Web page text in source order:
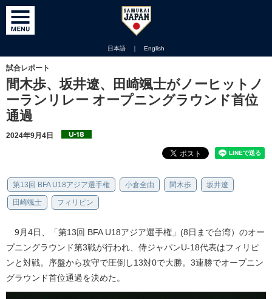
日本語 ｜ English
試合レポート
間木歩、坂井遼、田崎颯士がノーヒットノ
ーランリレー オープニングラウンド首位
通過
2024年9月4日
第13回 BFA U18アジア選手権 小倉全由 間木歩 坂井遼
田崎颯士 フィリピン
9月4日、「第13回 BFA U18アジア選手権」(8日まで台湾）のオー
プニングラウンド第3戦が行われ、侍ジャパンU-18代表はフィリピ
ンと対戦。序盤から攻守で圧倒し13対0で大勝。3連勝でオープニン
グラウンド首位通過を決めた。